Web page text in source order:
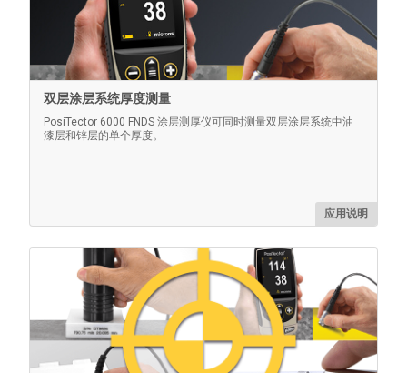
了解更多
用于PosiTector 检测包的鹈鹕便携箱
重型防水 Pelican 箱，配有定制的泡沫插件，可牢固地固
定PosiTector 仪器。
双层涂层系统厚度测量
PosiTector 6000 FNDS 涂层测厚仪可同时测量双层涂层系统中油
漆层和锌层的单个厚度。
应用说明